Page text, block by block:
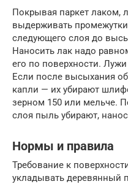
Покрывая паркет лаком,
выдерживать
следующего слоя до
Наносить лак надо
его по поверхности.
Если после высыхания
капли — их убирают
зерном 150 или мельче.
слоя пыль убирают,
Нормы и правила
Требование к
укладывать деревянный